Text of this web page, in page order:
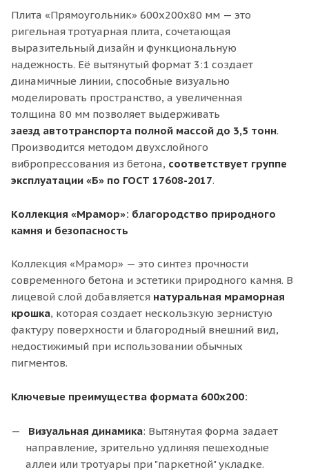
Плита «Прямоугольник» 600х200х80 мм — это
ригельная тротуарная плита, сочетающая
выразительный дизайн и функциональную
надежность. Её вытянутый формат 3:1 создает
динамичные линии, способные визуально
моделировать пространство, а увеличенная
толщина 80 мм позволяет выдерживать
заезд автотранспорта полной массой до 3,5 тонн.
Производится методом двухслойного
вибропрессования из бетона, соответствует группе
эксплуатации «Б» по ГОСТ 17608-2017.
Коллекция «Мрамор»: благородство природного
камня и безопасность
Коллекция «Мрамор» — это синтез прочности
современного бетона и эстетики природного камня. В
лицевой слой добавляется натуральная мраморная
крошка, которая создает нескользкую зернистую
фактуру поверхности и благородный внешний вид,
недостижимый при использовании обычных
пигментов.
Ключевые преимущества формата 600х200:
Визуальная динамика: Вытянутая форма задает
направление, зрительно удлиняя пешеходные
аллеи или тротуары при "паркетной" укладке.